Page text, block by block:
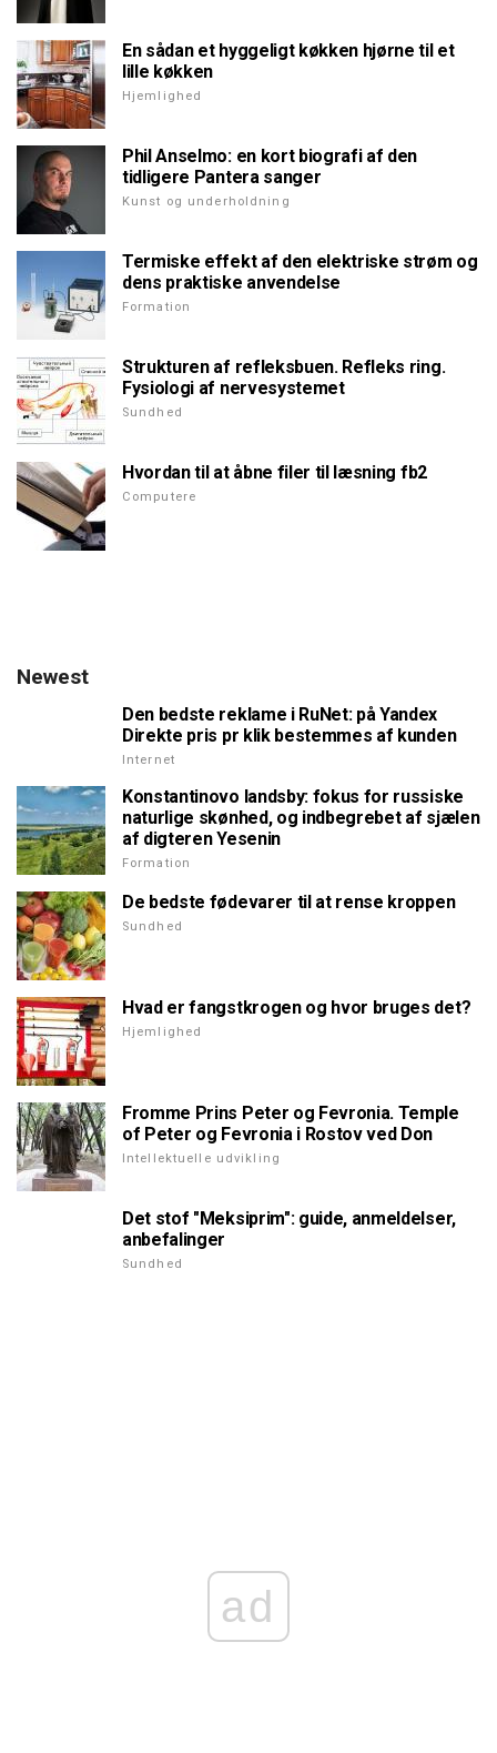
En sådan et hyggeligt køkken hjørne til et
lille køkken
Hjemlighed
Phil Anselmo: en kort biografi af den
tidligere Pantera sanger
Kunst og underholdning
Termiske effekt af den elektriske strøm og
dens praktiske anvendelse
Formation
Strukturen af refleksbuen. Refleks ring.
Fysiologi af nervesystemet
Sundhed
Hvordan til at åbne filer til læsning fb2
Computere
Newest
Den bedste reklame i RuNet: på Yandex
Direkte pris pr klik bestemmes af kunden
Internet
Konstantinovo landsby: fokus for russiske
naturlige skønhed, og indbegrebet af sjælen
af digteren Yesenin
Formation
De bedste fødevarer til at rense kroppen
Sundhed
Hvad er fangstkrogen og hvor bruges det?
Hjemlighed
Fromme Prins Peter og Fevronia. Temple
of Peter og Fevronia i Rostov ved Don
Intellektuelle udvikling
Det stof "Meksiprim": guide, anmeldelser,
anbefalinger
Sundhed
ad